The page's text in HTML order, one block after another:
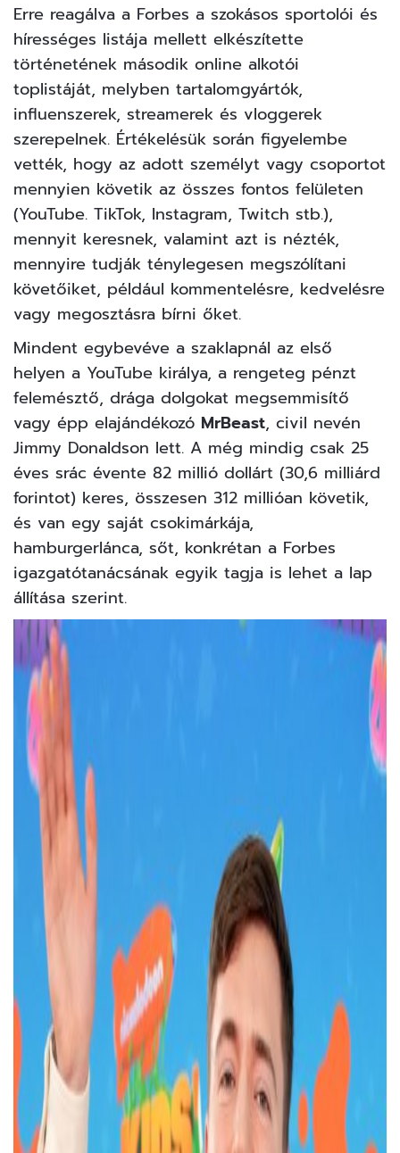
Erre reagálva a Forbes a szokásos sportolói és
hírességes listája mellett elkészítette
történetének második online alkotói
toplistáját, melyben tartalomgyártók,
influenszerek, streamerek és vloggerek
szerepelnek. Értékelésük során figyelembe
vették, hogy az adott személyt vagy csoportot
mennyien követik az összes fontos felületen
(YouTube. TikTok, Instagram, Twitch stb.),
mennyit keresnek, valamint azt is nézték,
mennyire tudják ténylegesen megszólítani
követőiket, például kommentelésre, kedvelésre
vagy megosztásra bírni őket.
Mindent egybevéve a szaklapnál az első
helyen a YouTube királya, a rengeteg pénzt
felemésztő, drága dolgokat megsemmisítő
vagy épp elajándékozó MrBeast, civil nevén
Jimmy Donaldson lett. A még mindig csak 25
éves srác évente 82 millió dollárt (30,6 milliárd
forintot) keres, összesen 312 millióan követik,
és van egy saját csokimárkája,
hamburgerlánca, sőt, konkrétan a Forbes
igazgatótanácsának egyik tagja is lehet a lap
állítása szerint.